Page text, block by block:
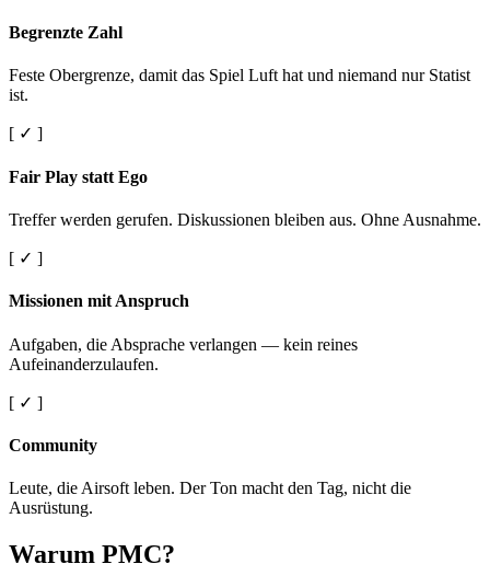
Begrenzte Zahl
Feste Obergrenze, damit das Spiel Luft hat und niemand nur Statist
ist.
[ ✓ ]
Fair Play statt Ego
Treffer werden gerufen. Diskussionen bleiben aus. Ohne Ausnahme.
[ ✓ ]
Missionen mit Anspruch
Aufgaben, die Absprache verlangen — kein reines
Aufeinanderzulaufen.
[ ✓ ]
Community
Leute, die Airsoft leben. Der Ton macht den Tag, nicht die
Ausrüstung.
Warum PMC?